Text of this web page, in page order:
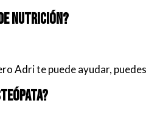
NUTRICIÓN?
Adri te puede ayudar,